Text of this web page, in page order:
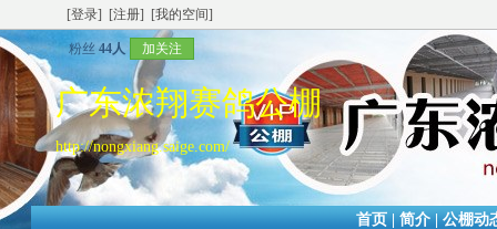
[登录] [注册] [我的空间]
粉丝 44人 加关注
广东浓翔赛鸽公棚
http://nongxiang.saige.com/
首页|简介|公棚动